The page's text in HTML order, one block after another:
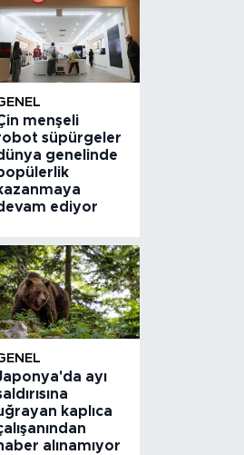
menşeli
süpürgeler
genelinde
ediyor
ayı
kaplıca
alınamıyor